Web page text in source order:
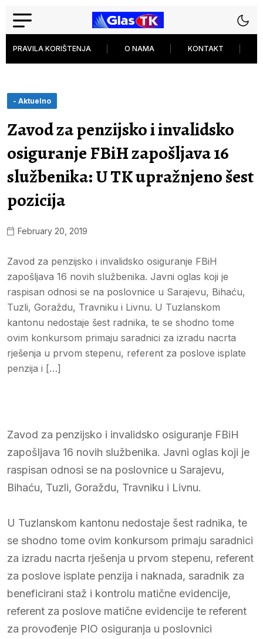
PRAVILA KORIŠTENJA O NAMA KONTAKT
- Aktuelno
Zavod za penzijsko i invalidsko
osiguranje FBiH zapošljava 16
službenika: U TK upražnjeno šest
pozicija
February 20, 2019
Zavod za penzijsko i invalidsko osiguranje FBiH
zapošljava 16 novih službenika. Javni oglas koji je
raspisan odnosi se na poslovnice u Sarajevu, Bihaću,
Tuzli, Goraždu, Travniku i Livnu. U Tuzlanskom
kantonu nedostaje šest radnika, te se shodno tome
ovim konkursom primaju saradnici za izradu nacrta
rješenja u prvom stepenu, referent za poslove isplate
penzija i […]
Zavod za penzijsko i invalidsko osiguranje FBiH
zapošljava 16 novih službenika. Javni oglas koji je
raspisan odnosi se na poslovnice u Sarajevu,
Bihaću, Tuzli, Goraždu, Travniku i Livnu.
U Tuzlanskom kantonu nedostaje šest radnika, te
se shodno tome ovim konkursom primaju saradnici
za izradu nacrta rješenja u prvom stepenu, referent
za poslove isplate penzija i naknada, saradnik za
beneficirani staž i kontrolu matične evidencije,
referent za poslove matične evidencije te referent
za provođenje PIO osiguranja u poslovnici